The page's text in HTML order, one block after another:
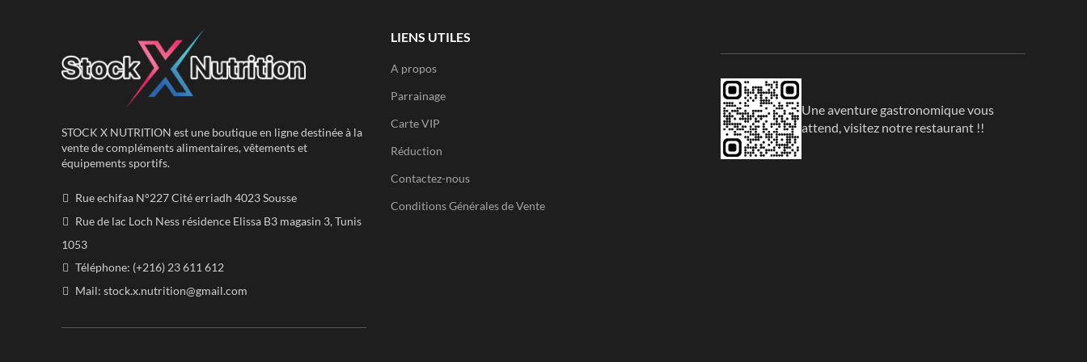
STOCK X NUTRITION est une boutique en ligne destinée à la
vente de compléments alimentaires, vêtements et
équipements sportifs.
Rue echifaa N°227 Cité erriadh 4023 Sousse
Rue de lac Loch Ness résidence Elissa B3 magasin 3, Tunis
1053
Téléphone: (+216) 23 611 612
Mail: stock.x.nutrition@gmail.com
LIENS UTILES
A propos
Parrainage
Carte VIP
Réduction
Contactez-nous
Conditions Générales de Vente
Une aventure gastronomique vous
attend, visitez notre restaurant !!